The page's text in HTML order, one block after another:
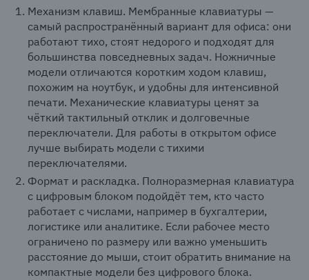
Механизм клавиш. Мембранные клавиатуры —
самый распространённый вариант для офиса: они
работают тихо, стоят недорого и подходят для
большинства повседневных задач. Ножничные
модели отличаются коротким ходом клавиш,
похожим на ноутбук, и удобны для интенсивной
печати. Механические клавиатуры ценят за
чёткий тактильный отклик и долговечные
переключатели. Для работы в открытом офисе
лучше выбирать модели с тихими
переключателями.
Формат и раскладка. Полноразмерная клавиатура
с цифровым блоком подойдёт тем, кто часто
работает с числами, например в бухгалтерии,
логистике или аналитике. Если рабочее место
ограничено по размеру или важно уменьшить
расстояние до мыши, стоит обратить внимание на
компактные модели без цифрового блока.